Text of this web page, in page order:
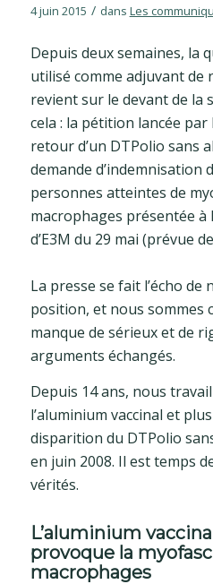
4 juin 2015 / dans Les
Depuis deux semaines, la
utilisé comme adjuvant de
revient sur le devant de la
cela : la pétition lancée par
retour d’un DTPolio sans
demande d’indemnisation
personnes atteintes de
macrophages présentée à
d’E3M du 29 mai (prévue
La presse se fait l’écho
position, et nous sommes
manque de sérieux et de
arguments échangés.
Depuis 14 ans, nous
l’aluminium vaccinal et
disparition du DTPolio
en juin 2008. Il est temps
vérités.
L’aluminium
provoque la
macrophages